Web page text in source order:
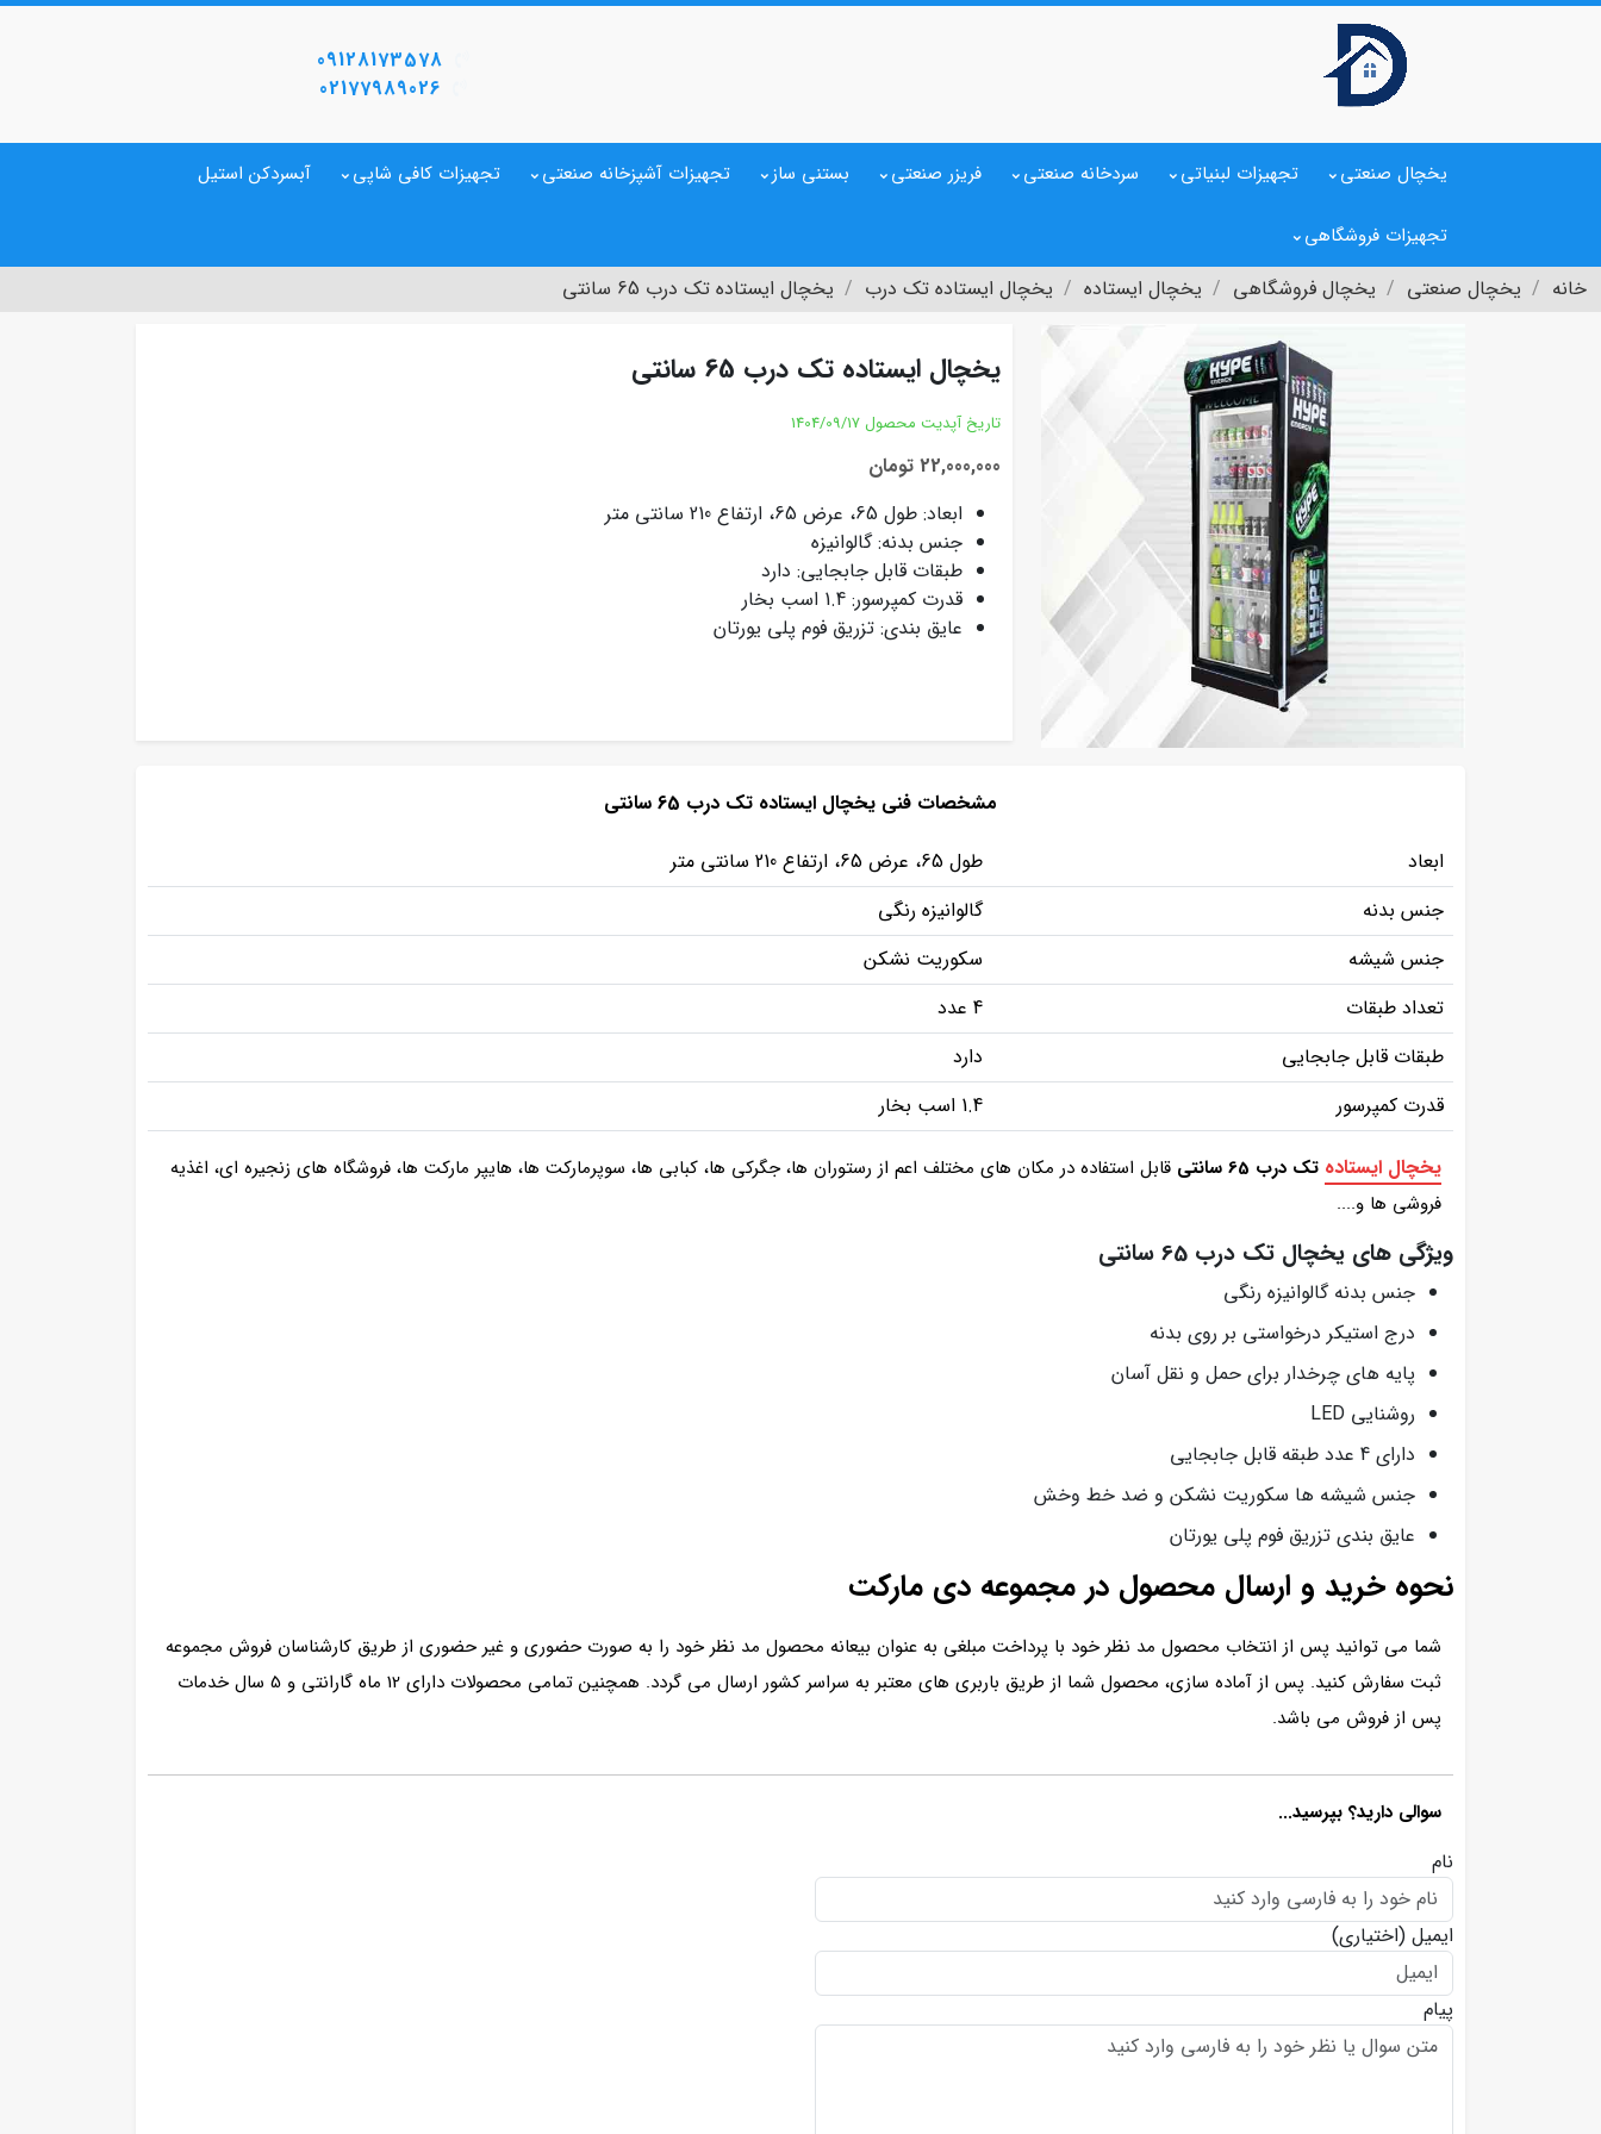
09128173578
02177989026
یخچال صنعتی تجهیزات لبنیاتی سردخانه صنعتی فریزر صنعتی بستنی ساز تجهیزات آشپزخانه صنعتی تجهیزات کافی شاپی آبسردکن استیل
تجهیزات فروشگاهی
خانه یخچال صنعتی یخچال فروشگاهی یخچال ایستاده یخچال ایستاده تک درب یخچال ایستاده تک درب 65 سانتی
یخچال ایستاده تک درب 65 سانتی
تاریخ آپدیت محصول 1404/09/17
22,000,000 تومان
ابعاد: طول 65، عرض 65، ارتفاع 210 سانتی متر
جنس بدنه: گالوانیزه
طبقات قابل جابجایی: دارد
قدرت کمپرسور: 1.4 اسب بخار
عایق بندی: تزریق فوم پلی یورتان
مشخصات فنی یخچال ایستاده تک درب 65 سانتی
ابعاد
طول 65، عرض 65، ارتفاع 210 سانتی متر
جنس بدنه
گالوانیزه رنگی
جنس شیشه
سکوریت نشکن
تعداد طبقات
4 عدد
طبقات قابل جابجایی
دارد
قدرت کمپرسور
1.4 اسب بخار
یخچال ایستاده تک درب 65 سانتی
قابل استفاده در مکان های مختلف اعم از رستوران ها، جگرکی ها، کبابی ها، سوپرمارکت ها، هایپر مارکت ها، فروشگاه های زنجیره ای، اغذیه
فروشی ها و....
ویژگی های یخچال تک درب 65 سانتی
جنس بدنه گالوانیزه رنگی
درج استیکر درخواستی بر روی بدنه
پایه های چرخدار برای حمل و نقل آسان
روشنایی LED
دارای 4 عدد طبقه قابل جابجایی
جنس شیشه ها سکوریت نشکن و ضد خط وخش
عایق بندی تزریق فوم پلی یورتان
نحوه خرید و ارسال محصول در مجموعه دی مارکت
شما می توانید پس از انتخاب محصول مد نظر خود با پرداخت مبلغی به عنوان بیعانه محصول مد نظر خود را به صورت حضوری و غیر حضوری از طریق کارشناسان فروش مجموعه
ثبت سفارش کنید. پس از آماده سازی، محصول شما از طریق باربری های معتبر به سراسر کشور ارسال می گردد. همچنین تمامی محصولات دارای 12 ماه گارانتی و 5 سال خدمات
پس از فروش می باشد.
سوالی دارید؟ بپرسید...
نام
ایمیل (اختیاری)
پیام